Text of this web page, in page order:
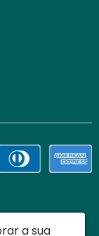
a sua